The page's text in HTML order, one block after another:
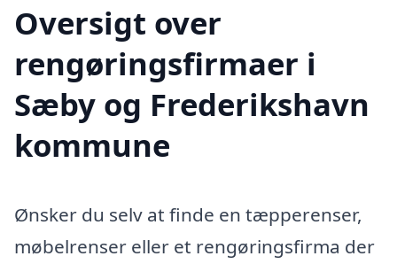
Oversigt over
rengøringsfirmaer i
Sæby og Frederikshavn
kommune
Ønsker du selv at finde en tæpperenser,
møbelrenser eller et rengøringsfirma der